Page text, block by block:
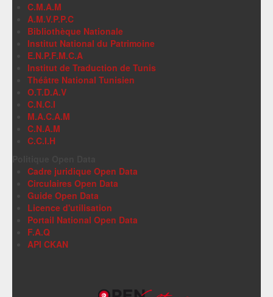
C.M.A.M
A.M.V.P.P.C
Bibliothèque Nationale
Institut National du Patrimoine
E.N.P.F.M.C.A
Institut de Traduction de Tunis
Théâtre National Tunisien
O.T.D.A.V
C.N.C.I
M.A.C.A.M
C.N.A.M
C.C.I.H
Cadre juridique Open Data
Circulaires Open Data
Guide Open Data
Licence d'utilisation
Portail National Open Data
F.A.Q
API CKAN